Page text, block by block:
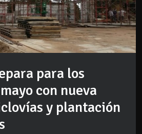
para los
con nueva
y plantación